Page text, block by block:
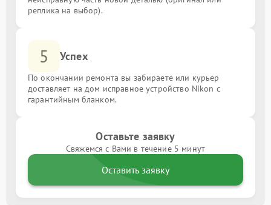
реплика на выбор).
5 Успех
По окончании ремонта вы забираете или курьер
доставляет на дом исправное устройство Nikon с
гарантийным бланком.
Оставьте заявку
Свяжемся с Вами в течение 5 минут
Оставить заявку